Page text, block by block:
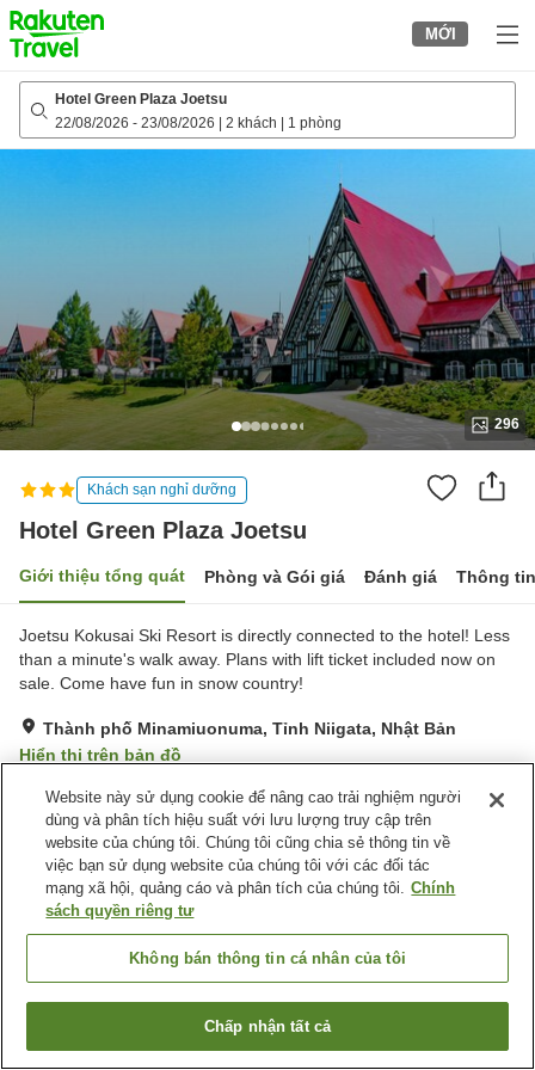
to
top
page
MỚI
Hotel Green Plaza Joetsu
22/08/2026 - 23/08/2026 2 khách 1 phòng
296
Khách sạn nghỉ dưỡng
Hotel Green Plaza Joetsu
Giới thiệu tổng quát Phòng và Gói giá Đánh giá Thông
Joetsu Kokusai Ski Resort is directly connected to the hotel! Less
than a minute's walk away. Plans with lift ticket included now on
sale. Come have fun in snow country!
Thành phố Minamiuonuma, Tỉnh Niigata, Nhật Bản
Hiển thị trên bản đồ
Tốt Đánh giá:221lượt
Tiện nghi chỗ nghỉ
Bãi đỗ xe
Bể sục
Xông hơi
Trang chủ Nhật Bản Tỉnh Niigata
Thành phố Minamiuonuma
Hotel Green Plaza Joetsu
Tìm phòng trống
Website này sử dụng cookie để nâng cao trải nghiệm người
dùng và phân tích hiệu suất với lưu lượng truy cập trên
website của chúng tôi. Chúng tôi cũng chia sẻ thông tin về
việc bạn sử dụng website của chúng tôi với các đối tác
mạng xã hội, quảng cáo và phân tích của chúng tôi. Chính
sách quyền riêng tư
Không bán thông tin cá nhân của tôi
Chấp nhận tất cả